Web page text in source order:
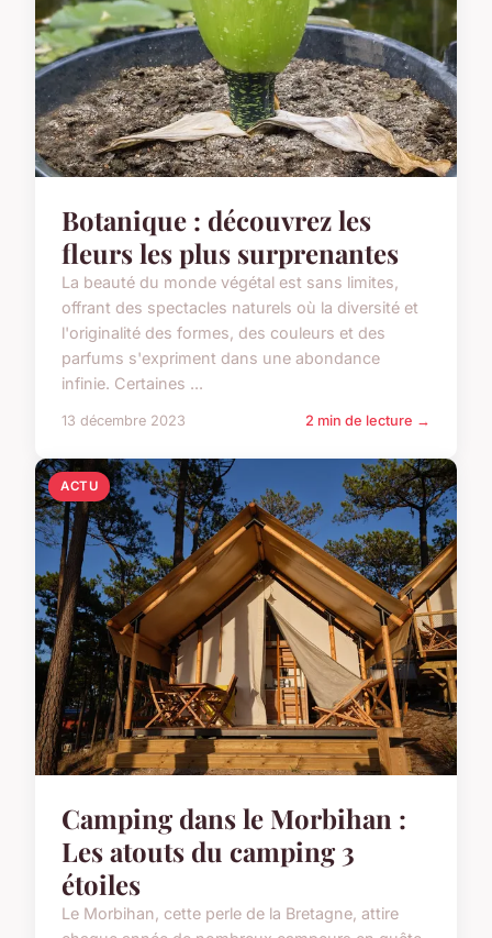
Botanique : découvrez les
fleurs les plus surprenantes
La beauté du monde végétal est sans limites,
offrant des spectacles naturels où la diversité et
l'originalité des formes, des couleurs et des
parfums s'expriment dans une abondance
infinie. Certaines ...
13 décembre 2023 2 min de lecture →
ACTU
Camping dans le Morbihan :
Les atouts du camping 3
étoiles
Le Morbihan, cette perle de la Bretagne, attire